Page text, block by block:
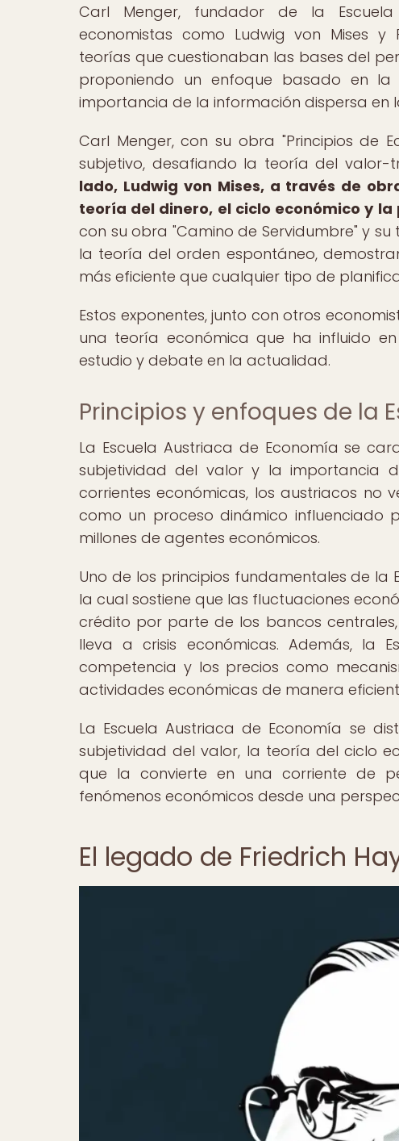
Carl Menger, fundador de la
economistas como Ludwig von Mises y
teorías que cuestionaban las bases del
proponiendo un enfoque basado en
importancia de la información dispersa en
Carl Menger, con su obra "Principios de
subjetivo, desafiando la teoría del valor-
lado, Ludwig von Mises, a través de
teoría del dinero, el ciclo económico y
con su obra "Camino de Servidumbre" y
la teoría del orden espontáneo,
más eficiente que cualquier tipo de
Estos exponentes, junto con otros
una teoría económica que ha influido
estudio y debate en la actualidad.
Principios y enfoques de la
La Escuela Austriaca de Economía se
subjetividad del valor y la importancia
corrientes económicas, los austriacos no
como un proceso dinámico influenciado
millones de agentes económicos.
Uno de los principios fundamentales de la
la cual sostiene que las fluctuaciones
crédito por parte de los bancos
lleva a crisis económicas. Además, la
competencia y los precios como
actividades económicas de manera
La Escuela Austriaca de Economía se
subjetividad del valor, la teoría del ciclo
que la convierte en una corriente de
fenómenos económicos desde una
El legado de Friedrich